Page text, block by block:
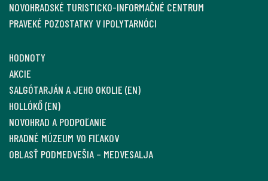
NOVOHRADSKÉ TURISTICKO-INFORMAČNÉ CENTRUM
PRAVEKÉ POZOSTATKY V IPOLYTARNÓCI
HODNOTY
AKCIE
SALGÓTARJÁN A JEHO OKOLIE (EN)
HOLLÓKŐ (EN)
NOVOHRAD A PODPOĽANIE
HRADNÉ MÚZEUM VO FIĽAKOV
OBLASŤ PODMEDVEŠIA – MEDVESALJA